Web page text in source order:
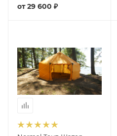
от29 600 ₽